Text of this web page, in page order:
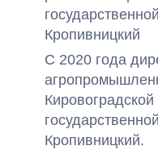
Кропивницкий
С 2020 года
Кропивницкий.